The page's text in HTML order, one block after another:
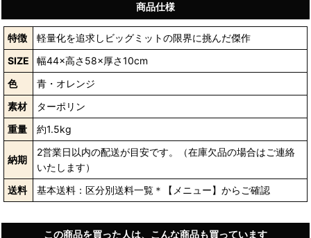
商品仕様
特徴
軽量化を追求しビッグミットの限界に挑んだ傑作
SIZE
幅44×高さ58×厚さ10cm
色
青・オレンジ
素材
ターポリン
重量
約1.5kg
納期
2営業日以内の配送が目安です。（在庫欠品の場合はご連絡
いたします）
送料
基本送料：区分別送料一覧＊【メニュー】からご確認
この商品を買った人は、こんな商品も買っています